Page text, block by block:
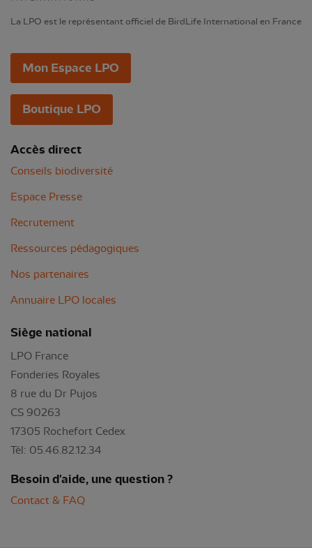
La LPO est le représentant officiel de BirdLife International en France
Mon Espace LPO
Boutique LPO
Accès direct
Conseils biodiversité
Espace Presse
Recrutement
Ressources pédagogiques
Nos partenaires
Annuaire LPO locales
Siège national
LPO France
Fonderies Royales
8 rue du Dr Pujos
CS 90263
17305 Rochefort Cedex
Tél: 05.46.82.12.34
Besoin d'aide, une question ?
Contact & FAQ